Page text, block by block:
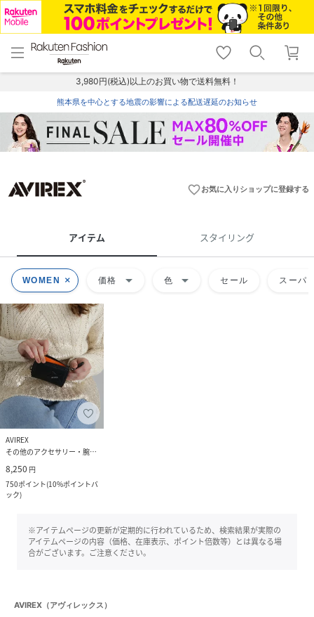
menu home
トップ
shopping_cart lock_outline
ログイン
3,980円(税込)以上のお買い物で送料無料！
熊本県を中心とする地震の影響による配送遅延のお知らせ
favorite_borderお気に入りショップに登録する
アイテム スタイリング
WOMEN 価格 arrow_drop_down 色 arrow_drop_down セール スーパ
AVIREX
その他のアクセサリー・腕時計
8,250 円
750ポイント(10%ポイントバ
ック)
※アイテムページの更新が定期的に行われているため、検索結果が実際の
アイテムページの内容（価格、在庫表示、ポイント倍数等）とは異なる場
合がございます。ご注意ください。
AVIREX（アヴィレックス）